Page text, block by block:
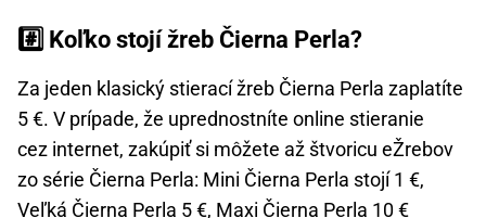
#️⃣ Koľko stojí žreb Čierna Perla?
Za jeden klasický stierací žreb Čierna Perla zaplatíte
5 €. V prípade, že uprednostníte online stieranie
cez internet, zakúpiť si môžete až štvoricu eŽrebov
zo série Čierna Perla: Mini Čierna Perla stojí 1 €,
Veľká Čierna Perla 5 €, Maxi Čierna Perla 10 €